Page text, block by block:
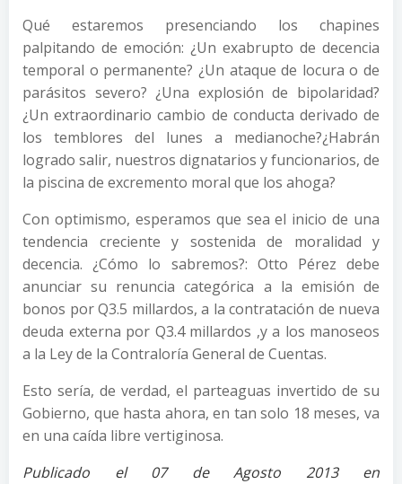
Qué estaremos presenciando los chapines
palpitando de emoción: ¿Un exabrupto de decencia
temporal o permanente? ¿Un ataque de locura o de
parásitos severo? ¿Una explosión de bipolaridad?
¿Un extraordinario cambio de conducta derivado de
los temblores del lunes a medianoche?¿Habrán
logrado salir, nuestros dignatarios y funcionarios, de
la piscina de excremento moral que los ahoga?
Con optimismo, esperamos que sea el inicio de una
tendencia creciente y sostenida de moralidad y
decencia. ¿Cómo lo sabremos?: Otto Pérez debe
anunciar su renuncia categórica a la emisión de
bonos por Q3.5 millardos, a la contratación de nueva
deuda externa por Q3.4 millardos ,y a los manoseos
a la Ley de la Contraloría General de Cuentas.
Esto sería, de verdad, el parteaguas invertido de su
Gobierno, que hasta ahora, en tan solo 18 meses, va
en una caída libre vertiginosa.
Publicado el 07 de Agosto 2013 en